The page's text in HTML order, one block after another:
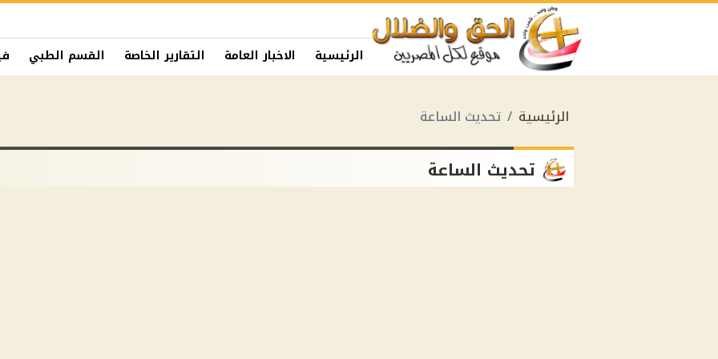
الرئيسية الاخبار العامة التقارير الخاصة القسم الطبي
الرئيسية تحديث الساعة
تحديث الساعة